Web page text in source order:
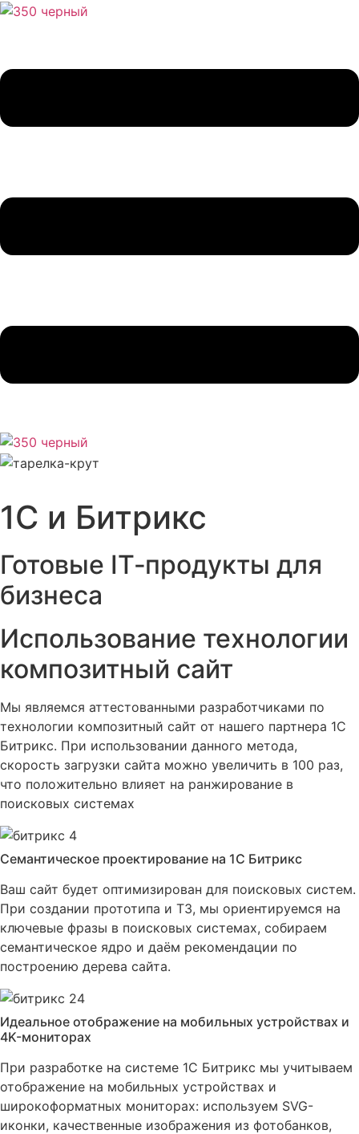
Перейти
1С и Битрикс
Готовые IT‑продукты для
бизнеса
Использование технологии
композитный сайт
Мы являемся аттестованными разработчиками по
технологии композитный сайт от нашего партнера 1С
Битрикс. При использовании данного метода,
скорость загрузки сайта можно увеличить в 100 раз,
что положительно влияет на ранжирование в
поисковых системах
Семантическое проектирование на 1С Битрикс
Ваш сайт будет оптимизирован для поисковых систем.
При создании прототипа и ТЗ, мы ориентируемся на
ключевые фразы в поисковых системах, собираем
семантическое ядро и даём рекомендации по
построению дерева сайта.
Идеальное отображение на мобильных устройствах и
4K-мониторах
При разработке на системе 1С Битрикс мы учитываем
отображение на мобильных устройствах и
широкоформатных мониторах: используем SVG-
иконки, качественные изображения из фотобанков,